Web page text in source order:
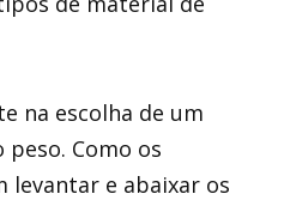
na escolha de um
Como os
levantar e abaixar os